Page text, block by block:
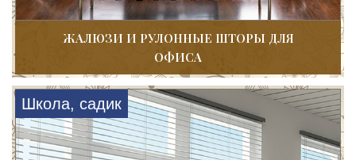
ЖАЛЮЗИ И РУЛОННЫЕ ШТОРЫ ДЛЯ
ОФИСА
Школа, садик